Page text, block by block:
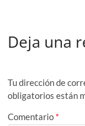
Deja una
Tu dirección de
obligatorios están
Comentario *